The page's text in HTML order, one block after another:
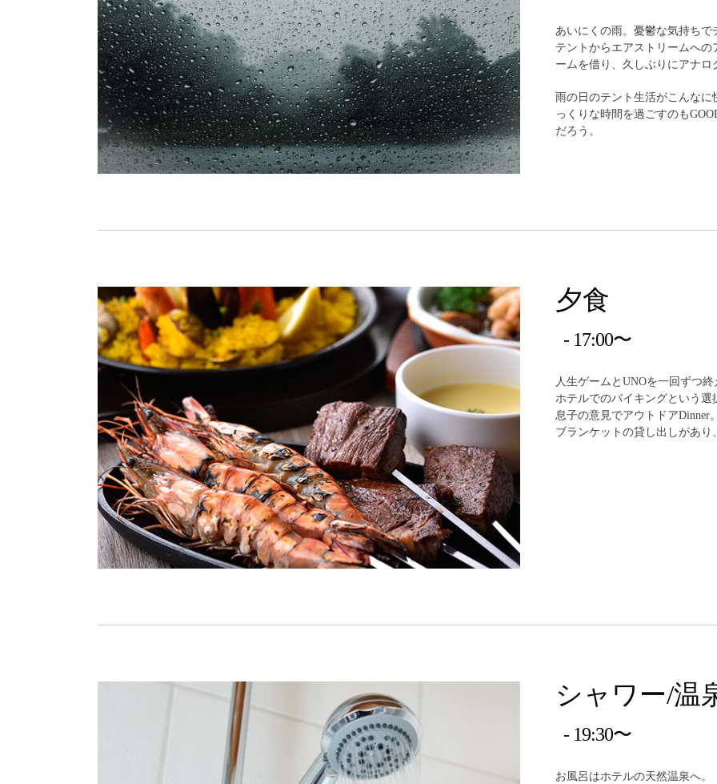
あいにくの雨。憂鬱な気持ちで
テントからエアストリームへ
ームを借り、久しぶりにアナロ
雨の日のテント生活がこんな
っくりな時間を過ごすのも
だろう。
夕食
17:00〜
人生ゲームとUNOを一回ずつ終
ホテルでのバイキングという
息子の意見でアウトドアDinner
ブランケットの貸し出しがあり
シャワー/温
19:30〜
お風呂はホテルの天然温泉へ。